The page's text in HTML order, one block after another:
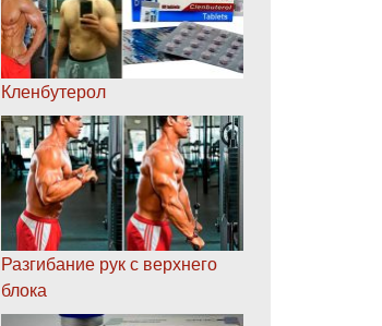
Кленбутерол
Разгибание рук с верхнего
блока